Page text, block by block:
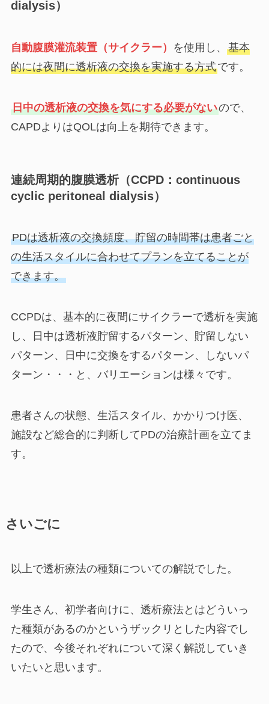
dialysis）
自動腹膜灌流装置（サイクラー） を使用し、 基本
的には夜間に透析液の交換を実施する方式です。
日中の透析液の交換を気にする必要がないので、
CAPDよりはQOLは向上を期待できます。
連続周期的腹膜透析（CCPD：continuous
cyclic peritoneal dialysis）
PDは透析液の交換頻度、貯留の時間帯は患者ごと
の生活スタイルに合わせてプランを立てることが
できます。
CCPDは、基本的に夜間にサイクラーで透析を実施
し、日中は透析液貯留するパターン、貯留しない
パターン、日中に交換をするパターン、しないパ
ターン・・・と、バリエーションは様々です。
患者さんの状態、生活スタイル、かかりつけ医、
施設など総合的に判断してPDの治療計画を立てま
す。
さいごに
以上で透析療法の種類についての解説でした。
学生さん、初学者向けに、透析療法とはどういっ
た種類があるのかというザックリとした内容でし
たので、今後それぞれについて深く解説していき
いたいと思います。